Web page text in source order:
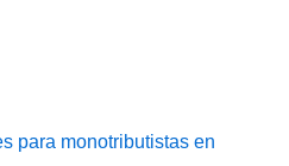
para monotributistas en